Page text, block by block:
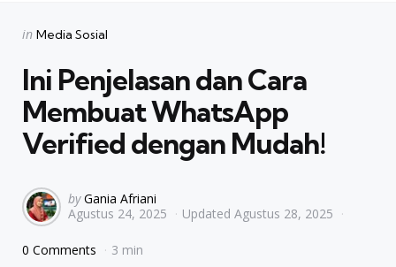
Categories
Posted
in Media Sosial
Ini Penjelasan dan Cara
Membuat WhatsApp
Verified dengan Mudah!
Posted
by
by Gania Afriani
Agustus 24, 2025
Updated Agustus 28, 2025
0 Comments 3 min